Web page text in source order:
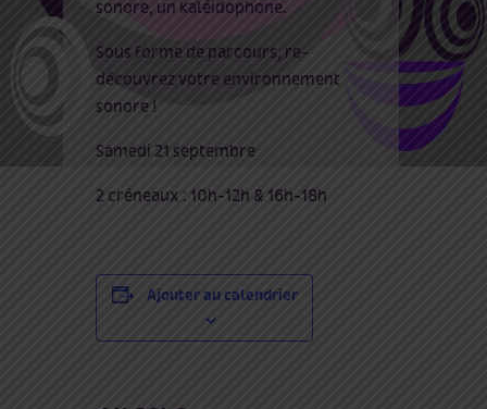
sonore, un kaléidophone.
Sous forme de parcours, re-
découvrez votre environnement
sonore !
Samedi 21 septembre
2 créneaux : 10h-12h & 16h-18h
Ajouter au calendrier